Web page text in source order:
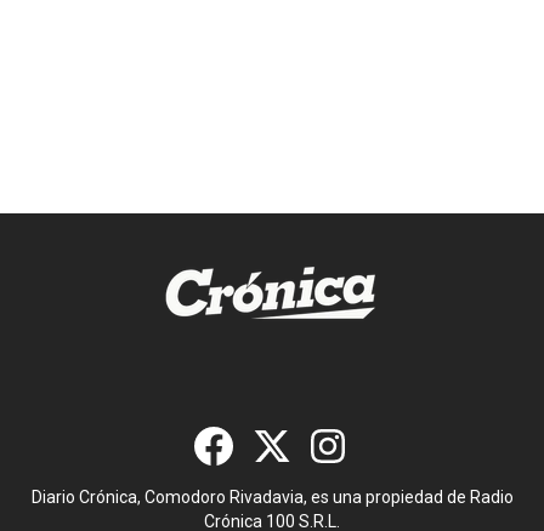
Diario Crónica, Comodoro Rivadavia, es una propiedad de Radio
Crónica 100 S.R.L.